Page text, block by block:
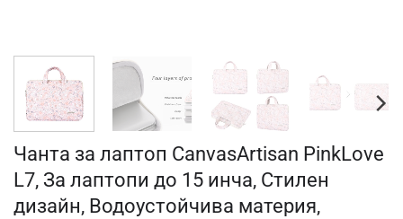
Чанта за лаптоп CanvasArtisan PinkLove
L7, За лаптопи до 15 инча, Стилен
дизайн, Водоустойчива материя,